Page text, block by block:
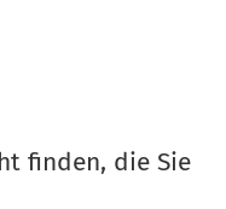
finden, die Sie